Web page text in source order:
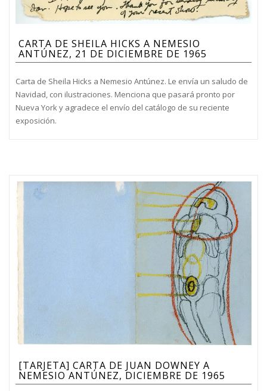
CARTA DE SHEILA HICKS A NEMESIO
ANTÚNEZ, 21 DE DICIEMBRE DE 1965
Carta de Sheila Hicks a Nemesio Antúnez. Le envía un saludo de
Navidad, con ilustraciones. Menciona que pasará pronto por
Nueva York y agradece el envío del catálogo de su reciente
exposición.
[TARJETA] CARTA DE JUAN DOWNEY A
NEMESIO ANTÚNEZ, DICIEMBRE DE 1965